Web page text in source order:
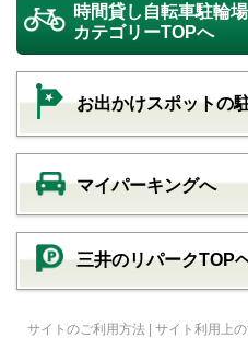
時間貸し自転車駐輪場
カテゴリーTOPへ
お出かけスポットの
マイパーキングへ
三井のリパークTOP
サイトのご利用方法 | サイト利用上